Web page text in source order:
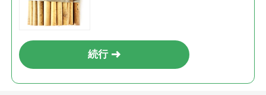
続行